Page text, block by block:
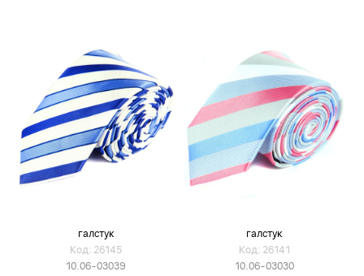
галстук
Код: 26145
10.06-03039
галстук
Код: 26141
10.06-03030